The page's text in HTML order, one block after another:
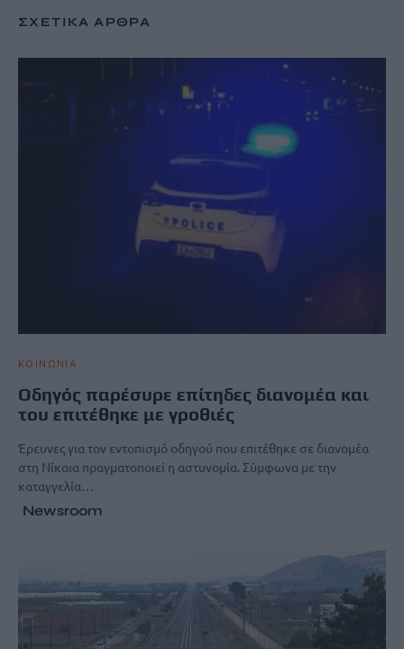
ΣΧΕΤΙΚΆ ΆΡΘΡΑ
ΚΟΙΝΩΝΙΑ
Οδηγός παρέσυρε επίτηδες διανομέα και
του επιτέθηκε με γροθιές
Έρευνες για τον εντοπισμό οδηγού που επιτέθηκε σε διανομέα
στη Νίκαια πραγματοποιεί η αστυνομία. Σύμφωνα με την
καταγγελία…
Newsroom